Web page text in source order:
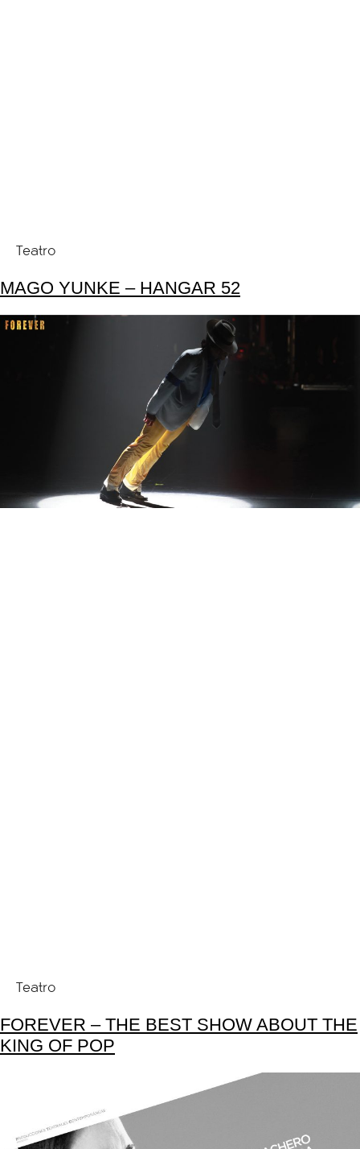
Teatro
MAGO YUNKE – HANGAR 52
Teatro
FOREVER – THE BEST SHOW ABOUT THE
KING OF POP